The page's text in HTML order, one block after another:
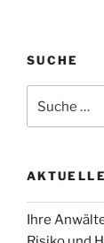
SUCHE
nach:
Ihre